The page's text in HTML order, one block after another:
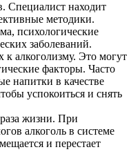
Специалист находит
методики.
психологические
заболеваний.
алкоголизму. Это могут
факторы. Часто
напитки в качестве
успокоиться и снять
жизни. При
алкоголь в системе
и перестает